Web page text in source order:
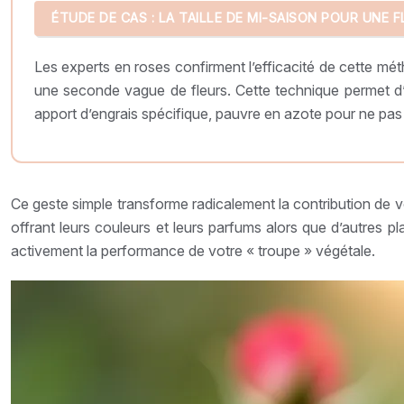
ÉTUDE DE CAS : LA TAILLE DE MI-SAISON POUR UNE
Les experts en roses confirment l’efficacité de cette
une seconde vague de fleurs. Cette technique permet
apport d’engrais spécifique, pauvre en azote pour ne
Ce geste simple transforme radicalement la contribution de
offrant leurs couleurs et leurs parfums alors que d’autres
activement la performance de votre « troupe » végétale.